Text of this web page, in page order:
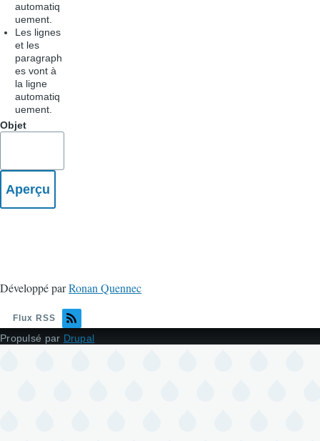
automatiq
uement.
Les lignes
et les
paragraph
es vont à
la ligne
automatiq
uement.
Objet
Développé parRonan Quennec
Flux RSS
Propulsé par Drupal